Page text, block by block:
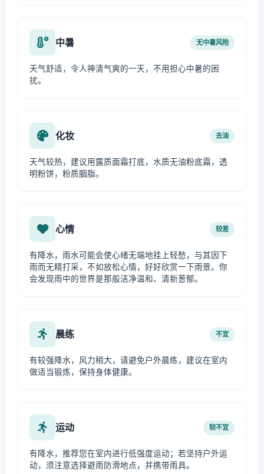
中暑 无中暑风险
天气舒适，令人神清气爽的一天，不用担心中暑的困
扰。
化妆 去油
天气较热，建议用露质面霜打底，水质无油粉底霜，透
明粉饼，粉质胭脂。
心情 较差
有降水，雨水可能会使心绪无端地挂上轻愁，与其因下
雨而无精打采，不如放松心情，好好欣赏一下雨景。你
会发现雨中的世界是那般洁净温和、清新葱郁。
晨练 不宜
有较强降水，风力稍大，请避免户外晨练，建议在室内
做适当锻炼，保持身体健康。
运动 较不宜
有降水，推荐您在室内进行低强度运动；若坚持户外运
动，须注意选择避雨防滑地点，并携带雨具。